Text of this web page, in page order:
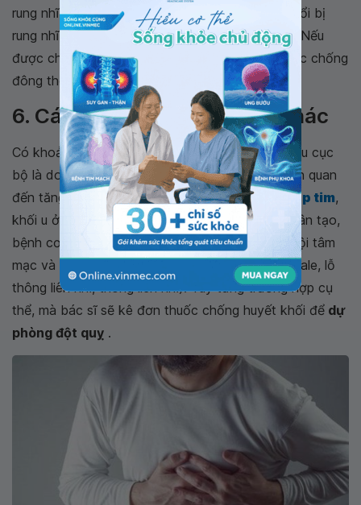
rung nhĩ có thể xảy ra ở những bệnh nhân lớn tuổi bị
rung nhĩ nhưng chưa được chẩn đoán trước đó. Nếu
được chẩn đoán rung nhĩ, cần điều trị bằng thuốc chống
đông theo hướng dẫn của bác sĩ.
6. Các tình trạng tim mạch khác
Có khoảng 20% ​​trường hợp đột quỵ do thiếu máu cục
bộ là do thuyên tắc từ tim. Các tình trạng tim liên quan
đến tăng nguy cơ đột quỵ bao gồmrối loạn nhịp tim,
khối u ở tim, bệnh van tim, bệnh van tim, van nhân tạo,
bệnh cơ tim giãn, bệnh động mạch vành, viêm nội tâm
mạc và dị tật tim bẩm sinh(patent foramen ovale, lỗ
thông liên nhĩ, thông liên nhĩ). Tùy từng trường hợp cụ
thể, mà bác sĩ sẽ kê đơn thuốc chống huyết khối để dự
phòng đột quỵ .